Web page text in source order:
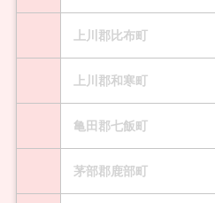
上川郡比布町
上川郡和寒町
亀田郡七飯町
茅部郡鹿部町